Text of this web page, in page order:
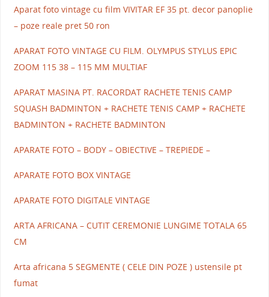
Aparat foto vintage cu film VIVITAR EF 35 pt. decor panoplie
– poze reale pret 50 ron
APARAT FOTO VINTAGE CU FILM. OLYMPUS STYLUS EPIC
ZOOM 115 38 – 115 MM MULTIAF
APARAT MASINA PT. RACORDAT RACHETE TENIS CAMP
SQUASH BADMINTON + RACHETE TENIS CAMP + RACHETE
BADMINTON + RACHETE BADMINTON
APARATE FOTO – BODY – OBIECTIVE – TREPIEDE –
APARATE FOTO BOX VINTAGE
APARATE FOTO DIGITALE VINTAGE
ARTA AFRICANA – CUTIT CEREMONIE LUNGIME TOTALA 65
CM
Arta africana 5 SEGMENTE ( CELE DIN POZE ) ustensile pt
fumat